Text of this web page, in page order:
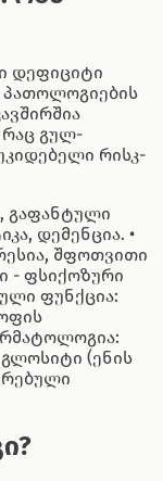
დეფიციტი
რაც გულ-
რისკ-
გაფანტული
დემენცია. •
შფოთვითი
- ფსიქოზური
ფუნქცია:
(ენის